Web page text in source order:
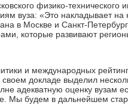
физико-
вуза: «Это накладывает
в Москве и Санкт-
которые развивают
и международных
своем докладе выделил
адекватную оценку вузам
Мы будем в дальнейшем